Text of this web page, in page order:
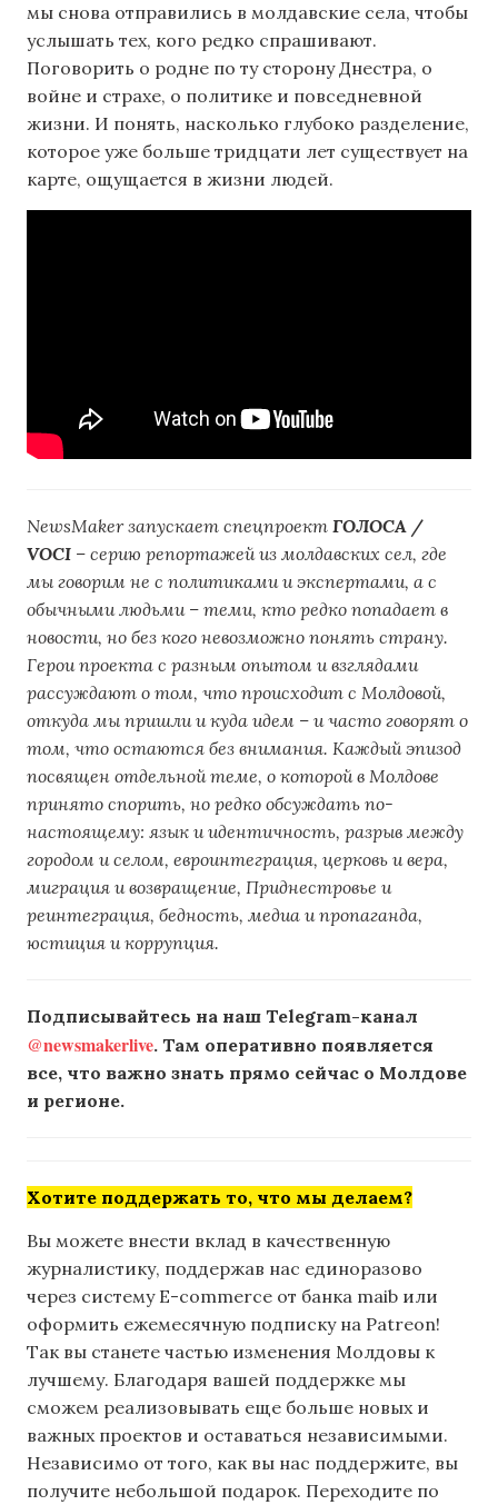
мы снова отправились в молдавские села, чтобы
услышать тех, кого редко спрашивают.
Поговорить о родне по ту сторону Днестра, о
войне и страхе, о политике и повседневной
жизни. И понять, насколько глубоко разделение,
которое уже больше тридцати лет существует на
карте, ощущается в жизни людей.
NewsMaker запускает спецпроект ГОЛОСА /
VOCI – серию репортажей из молдавских сел, где
мы говорим не с политиками и экспертами, а с
обычными людьми – теми, кто редко попадает в
новости, но без кого невозможно понять страну.
Герои проекта с разным опытом и взглядами
рассуждают о том, что происходит с Молдовой,
откуда мы пришли и куда идем – и часто говорят о
том, что остаются без внимания. Каждый эпизод
посвящен отдельной теме, о которой в Молдове
принято спорить, но редко обсуждать по-
настоящему: язык и идентичность, разрыв между
городом и селом, евроинтеграция, церковь и вера,
миграция и возвращение, Приднестровье и
реинтеграция, бедность, медиа и пропаганда,
юстиция и коррупция.
Подписывайтесь на наш Telegram-канал
@newsmakerlive. Там оперативно появляется
все, что важно знать прямо сейчас о Молдове
и регионе.
Хотите поддержать то, что мы делаем?
Вы можете внести вклад в качественную
журналистику, поддержав нас единоразово
через систему E-commerce от банка maib или
оформить ежемесячную подписку на Patreon!
Так вы станете частью изменения Молдовы к
лучшему. Благодаря вашей поддержке мы
сможем реализовывать еще больше новых и
важных проектов и оставаться независимыми.
Независимо от того, как вы нас поддержите, вы
получите небольшой подарок. Переходите по